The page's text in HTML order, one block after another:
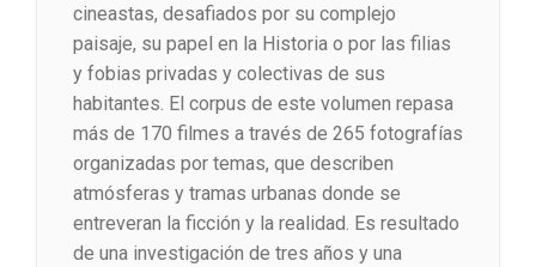
cineastas, desafiados por su complejo
paisaje, su papel en la Historia o por las filias
y fobias privadas y colectivas de sus
habitantes. El corpus de este volumen repasa
más de 170 filmes a través de 265 fotografías
organizadas por temas, que describen
atmósferas y tramas urbanas donde se
entreveran la ficción y la realidad. Es resultado
de una investigación de tres años y una